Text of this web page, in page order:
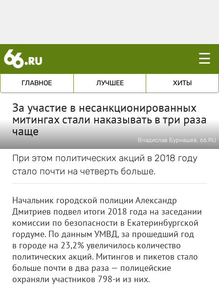
☰
ГЛАВНОЕ ЛУЧШЕЕ ХИТЫ
За участие в несанкционированных
митингах стали наказывать в три раза
чаще
Владислав Бурнашев, 66.RU
При этом политических акций в 2018 году
стало почти на четверть больше.
Начальник городской полиции Александр
Дмитриев подвел итоги 2018 года на заседании
комиссии по безопасности в Екатеринбургской
гордуме. По данным УМВД, за прошедший год
в городе на 23,2% увеличилось количество
политических акций. Митингов и пикетов стало
больше почти в два раза — полицейские
охраняли участников 798-и из них.